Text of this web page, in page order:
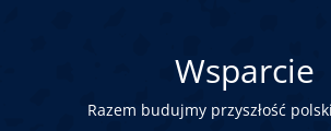
Wsparcie
Razem budujmy przyszłość